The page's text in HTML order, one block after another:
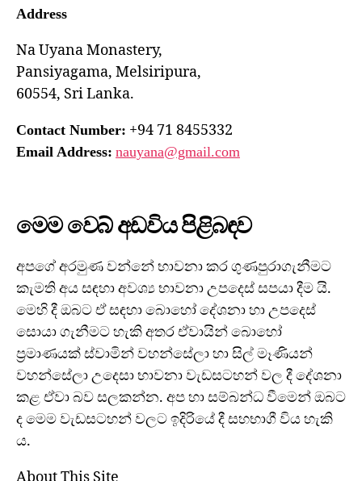
Address
Na Uyana Monastery,
Pansiyagama, Melsiripura,
60554, Sri Lanka.
Contact Number: +94 71 8455332
Email Address: nauyana@gmail.com
මෙම වෙබ් අඩවිය පිළිබඳව
අපගේ අරමුණ වන්නේ භාවනා කර ගුණපුරාගැනීමට
කැමති අය සඳහා අවශ්‍ය භාවනා උපදෙස් සපයා දීම යි.
මෙහි දී ඔබට ඒ සඳහා බොහෝ දේශනා හා උපදෙස්
සොයා ගැනීමට හැකි අතර ඒවායින් බොහෝ
ප්‍රමාණයක් ස්වාමින් වහන්සේලා හා සිල් මෑණියන්
වහන්සේලා උදෙසා භාවනා වැඩසටහන් වල දී දේශනා
කළ ඒවා බව සලකන්න. අප හා සම්බන්ධ වීමෙන් ඔබට
ද මෙම වැඩසටහන් වලට ඉදිරියේ දී සහභාගී විය හැකි
ය.
About This Site